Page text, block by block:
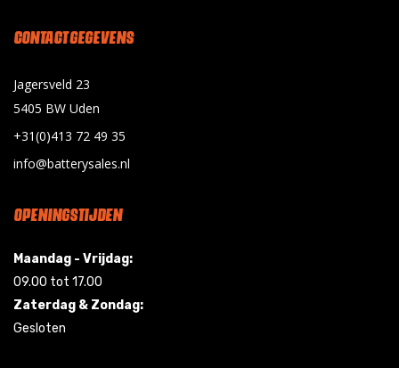
CONTACT GEGEVENS
Jagersveld 23
5405 BW Uden
+31(0)413 72 49 35
info@batterysales.nl
OPENINGSTIJDEN
Maandag - Vrijdag:
09.00 tot 17.00
Zaterdag & Zondag:
Gesloten